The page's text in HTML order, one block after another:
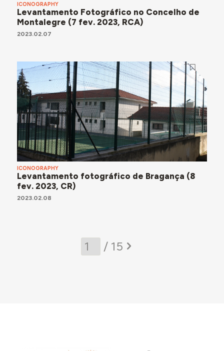
ICONOGRAPHY
Levantamento Fotográfico no Concelho de
Montalegre (7 fev. 2023, RCA)
2023.02.07
ICONOGRAPHY
Levantamento fotográfico de Bragança (8
fev. 2023, CR)
2023.02.08
/ 15